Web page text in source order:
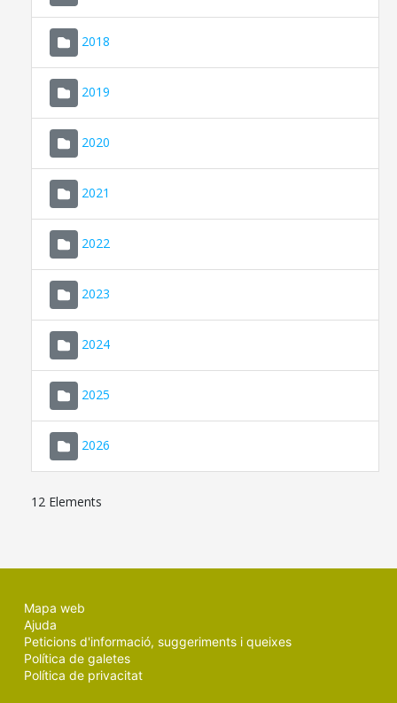
2018
2019
2020
2021
2022
2023
2024
2025
2026
12 Elements
Mapa web
Ajuda
Peticions d'informació, suggeriments i queixes
Política de galetes
Política de privacitat